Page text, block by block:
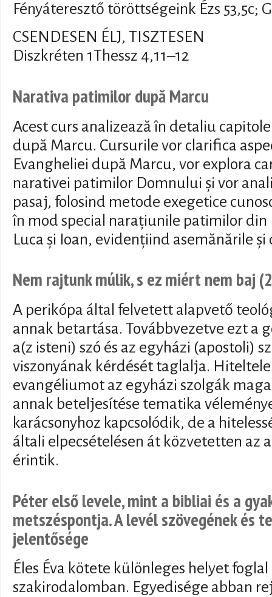
Fényáteresztő töröttségeink Ézs 53,5c;
CSENDESEN ÉLJ, TISZTESEN
Diszkréten 1Thessz 4,11–12
Narativa patimilor după Marcu
Acest curs analizează în detaliu
după Marcu. Cursurile vor clarifica
Evangheliei după Marcu, vor explora
narativei patimilor Domnului și vor
pasaj, folosind metode exegetice
în mod special narațiunile patimilor
Luca și Ioan, evidențiind asemănările
Nem rajtunk múlik, s ez miért nem baj
A perikópa által felvetett alapvető
annak betartása. Továbbvezetve ezt a
a(z isteni) szó és az egyházi (apostoli)
viszonyának kérdését taglalja.
evangéliumot az egyházi szolgák
annak beteljesítése tematika
karácsonyhoz kapcsolódik, de a
általi elpecsételésen át közvetetten az
érintik.
Péter első levele, mint a bibliai és a
metszéspontja. A levél szövegének és
jelentősége
Éles Éva kötete különleges helyet
szakirodalomban. Egyedisége abban